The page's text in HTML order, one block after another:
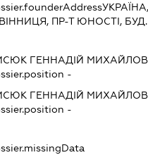
ПР-Т ЮНОСТІ, БУД.
ГЕННАДІЙ
-
ГЕННАДІЙ
-